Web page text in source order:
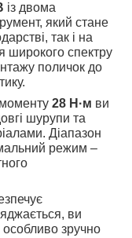
із двома
який стане
так і на
широкого спектру
поличок до
28 Н·м ви
шурупи та
Діапазон
режим –
ви
зручно